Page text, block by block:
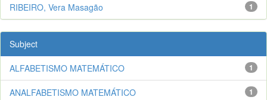
1
RIBEIRO, Vera Masagão
Subject
1
ALFABETISMO MATEMÁTICO
1
ANALFABETISMO MATEMÁTICO